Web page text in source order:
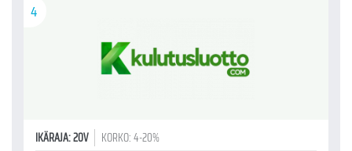
4
IKÄRAJA: 20V KORKO: 4-20%